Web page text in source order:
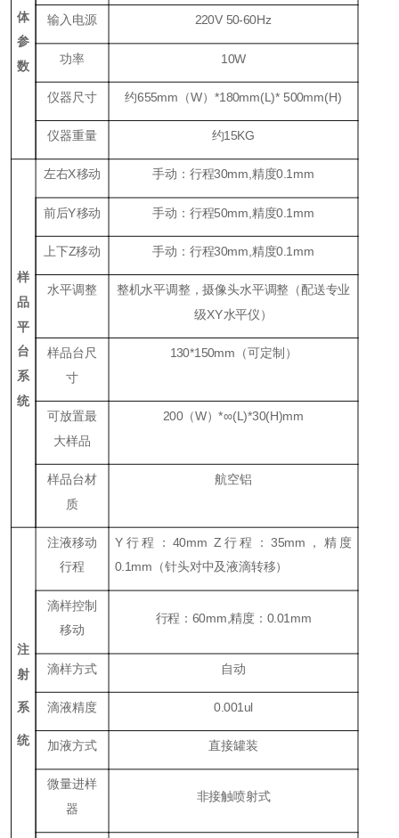
体
参
数
输入电源 220V 50-60Hz
功率 10W
仪器尺寸 约655mm（W）*180mm(L)* 500mm(H)
仪器重量 约15KG
样
品
平
台
系
统
左右X移动 手动：行程30mm,精度0.1mm
前后Y移动 手动：行程50mm,精度0.1mm
上下Z移动 手动：行程30mm,精度0.1mm
水平调整 整机水平调整，摄像头水平调整（配送专业
级XY水平仪）
样品台尺
寸
130*150mm（可定制）
可放置最
大样品
200（W）*∞(L)*30(H)mm
样品台材
质
航空铝
注
射
系
统
注液移动
行程
Y行程：40mm Z行程：35mm，精度
0.1mm（针头对中及液滴转移）
滴样控制
移动
行程：60mm,精度：0.01mm
滴样方式 自动
滴液精度 0.001ul
加液方式 直接罐装
微量进样
器
非接触喷射式